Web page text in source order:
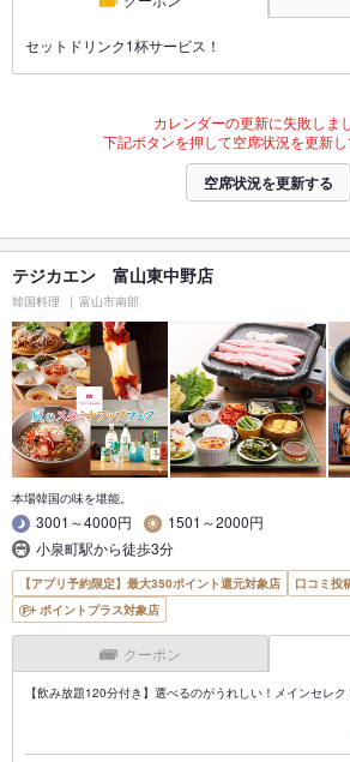
セットドリンク1杯サービス！
カレンダーの更新に失敗しまし
下記ボタンを押して空席状況を更新し
空席状況を更新する
テジカエン 富山東中野店
韓国料理 富山市南部
本場韓国の味を堪能。
3001～4000円
1501～2000円
小泉町駅から徒歩3分
【アプリ予約限定】最大350ポイント還元対象店
口コミ投
ポイントプラス対象店
クーポン
【飲み放題120分付き】選べるのがうれしい！メインセレ